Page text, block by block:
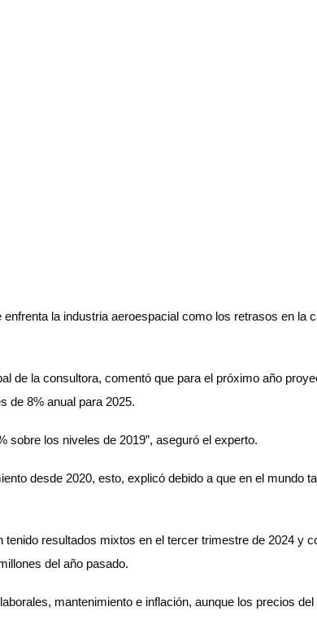
la industria aeroespacial como los retrasos en
de la consultora, comentó que para el próximo año
de 8% anual para 2025.
sobre los niveles de 2019”, aseguró el experto.
desde 2020, esto, explicó debido a que en el
resultados mixtos en el tercer trimestre de 2024 y
del año pasado.
mantenimiento e inflación, aunque los precios